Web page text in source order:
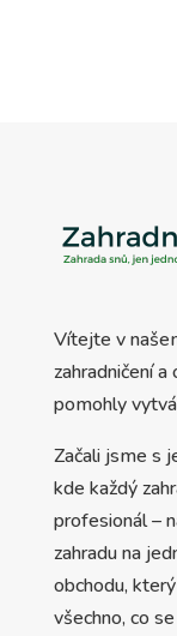
Vítejte v
zahradničení
pomohly
Začali jsme s
kde každý
profesionál –
zahradu na
obchodu,
všechno, co